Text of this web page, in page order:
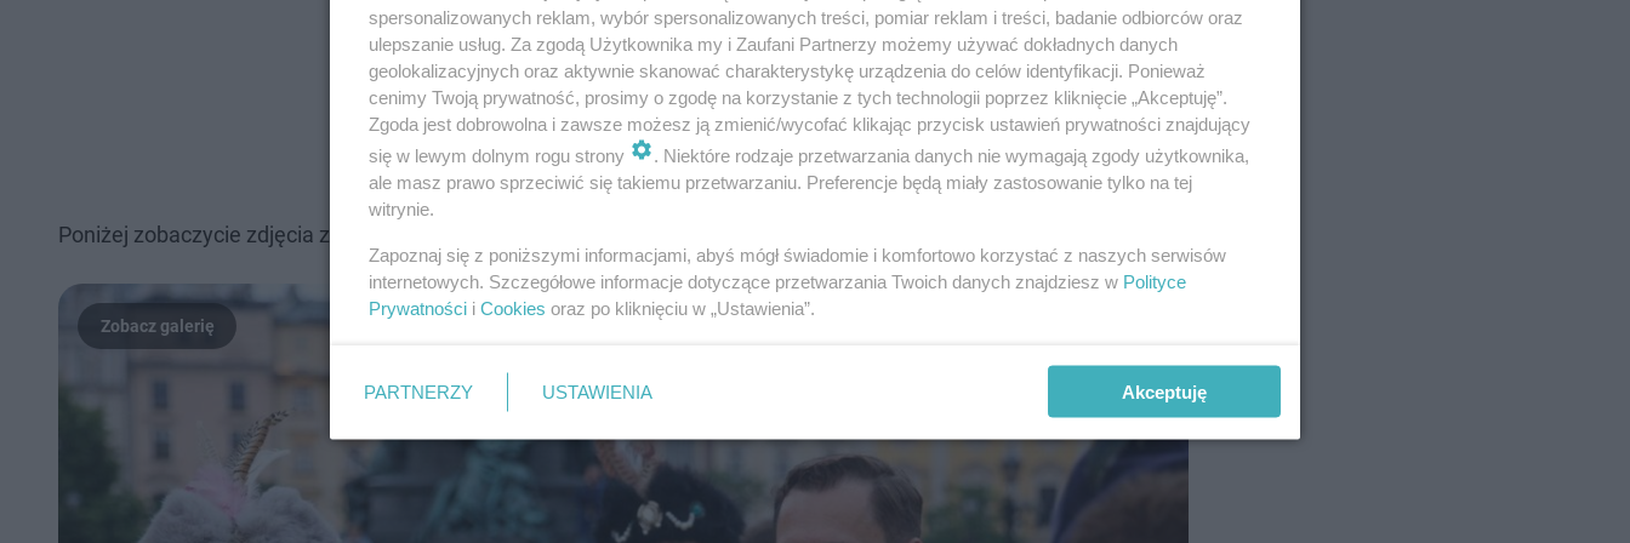
Poniżej zobaczycie zdjęcia z tego wydarzenia.
spersonalizowanych reklam, wybór spersonalizowanych treści, pomiar reklam i treści, badanie odbiorców oraz
ulepszanie usług. Za zgodą Użytkownika my i Zaufani Partnerzy możemy używać dokładnych danych
geolokalizacyjnych oraz aktywnie skanować charakterystykę urządzenia do celów identyfikacji. Ponieważ
cenimy Twoją prywatność, prosimy o zgodę na korzystanie z tych technologii poprzez kliknięcie „Akceptuję”.
Zgoda jest dobrowolna i zawsze możesz ją zmienić/wycofać klikając przycisk ustawień prywatności znajdujący
się w lewym dolnym rogu strony
. Niektóre rodzaje przetwarzania danych nie wymagają zgody użytkownika,
ale masz prawo sprzeciwić się takiemu przetwarzaniu. Preferencje będą miały zastosowanie tylko na tej
witrynie.
Zapoznaj się z poniższymi informacjami, abyś mógł świadomie i komfortowo korzystać z naszych serwisów
internetowych. Szczegółowe informacje dotyczące przetwarzania Twoich danych znajdziesz w Polityce
Prywatności i Cookies oraz po kliknięciu w „Ustawienia”.
PARTNERZY USTAWIENIA Akceptuję